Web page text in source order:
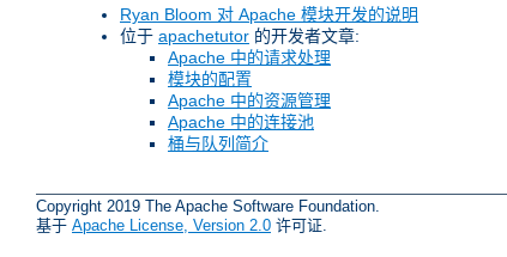
Ryan Bloom 对 Apache 模块开发的说明
位于 apachetutor 的开发者文章:
Apache 中的请求处理
模块的配置
Apache 中的资源管理
Apache 中的连接池
桶与队列简介
Copyright 2019 The Apache Software Foundation.
基于 Apache License, Version 2.0 许可证.